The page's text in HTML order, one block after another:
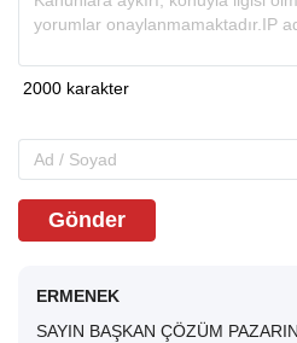
Gönder
ERMENEK
SAYIN BAŞKAN ÇÖZÜM